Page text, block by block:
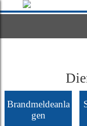
Brandmeldeanla
gen